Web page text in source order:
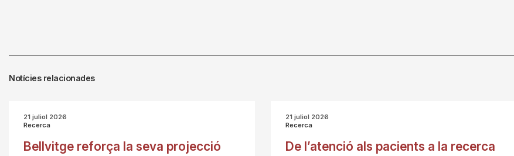
Notícies relacionades
21 juliol 2026
Recerca
Bellvitge reforça la seva projecció
21 juliol 2026
Recerca
De l’atenció als pacients a la recerca